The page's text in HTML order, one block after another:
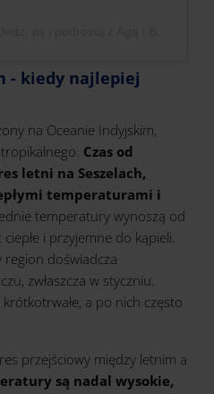
- kiedy najlepiej
na Oceanie Indyjskim,
Czas od
letni na Seszelach,
temperaturami i
temperatury wynoszą od
i przyjemne do kąpieli.
region doświadcza
zwłaszcza w styczniu.
a po nich często
przejściowy między letnim a
są nadal wysokie,